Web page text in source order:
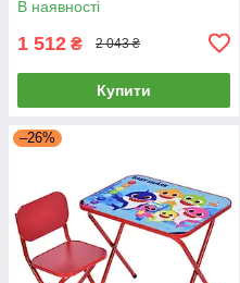
В наявності
1 512 ₴ 2 043 ₴
Купити
–26%